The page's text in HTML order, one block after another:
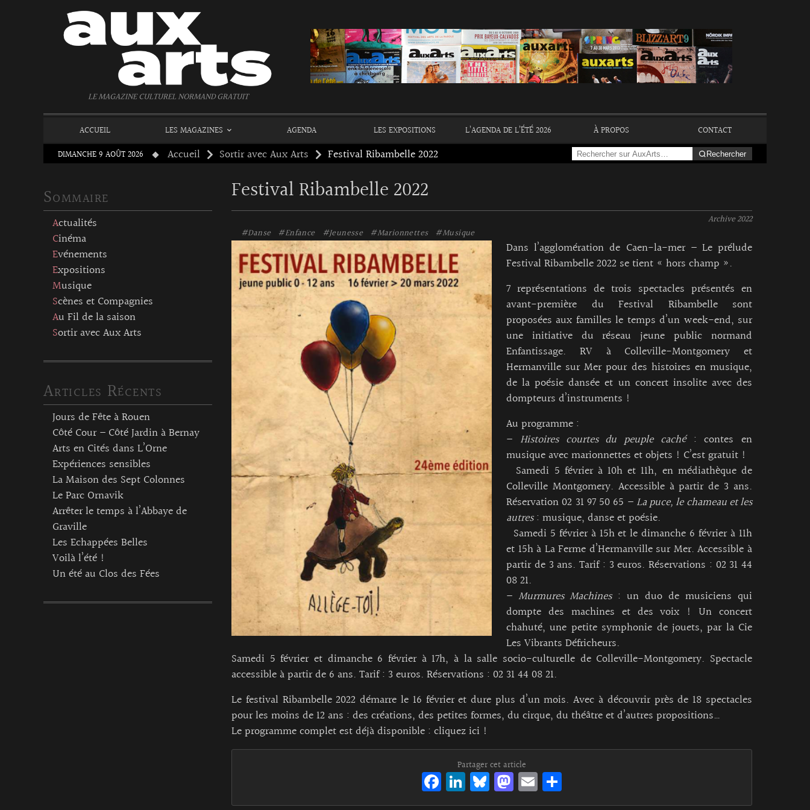
LE MAGAZINE CULTUREL NORMAND GRATUIT
ACCUEIL LES MAGAZINES AGENDA LES EXPOSITIONS L’AGENDA DE L’ÉTÉ 2026 À PROPOS
CONTACT
DIMANCHE 9 AOÛT 2026
Accueil Sortir avec Aux Arts Festival Ribambelle 2022 Rechercher
Sommaire
Actualités
Cinéma
Evénements
Expositions
Musique
Scènes et Compagnies
Au Fil de la saison
Sortir avec Aux Arts
Articles Récents
Jours de Fête à Rouen
Côté Cour – Côté Jardin à Bernay
Arts en Cités dans L’Orne
Expériences sensibles
La Maison des Sept Colonnes
Le Parc Ornavik
Arrêter le temps à l’Abbaye de
Graville
Les Echappées Belles
Voilà l’été !
Un été au Clos des Fées
Festival Ribambelle 2022
Archive2022
#Danse
#Enfance #Jeunesse #Marionnettes #Musique
Dans l’agglomération de Caen-la-mer – Le prélude
Festival Ribambelle 2022 se tient « hors champ ».
7 représentations de trois spectacles présentés en
avant-première du Festival Ribambelle sont
proposées aux familles le temps d’un week-end, sur
une initiative du réseau jeune public normand
Enfantissage. RV à Colleville-Montgomery et
Hermanville sur Mer pour des histoires en musique,
de la poésie dansée et un concert insolite avec des
dompteurs d’instruments !
Au programme :
– Histoires courtes du peuple caché: contes en
musique avec marionnettes et objets ! C’est gratuit !
Samedi 5 février à 10h et 11h, en médiathèque de
Colleville Montgomery. Accessible à partir de 3 ans.
Réservation 02 31 97 50 65 – La puce, le chameau et les
autres: musique, danse et poésie.
Samedi 5 février à 15h et le dimanche 6 février à 11h
et 15h à La Ferme d’Hermanville sur Mer. Accessible à
partir de 3 ans. Tarif : 3 euros. Réservations : 02 31 44
08 21.
– Murmures Machines: un duo de musiciens qui
dompte des machines et des voix ! Un concert
chahuté, une petite symphonie de jouets, par la Cie
Les Vibrants Défricheurs.
Samedi 5 février et dimanche 6 février à 17h, à la salle socio-culturelle de Colleville-Montgomery. Spectacle
accessible à partir de 6 ans. Tarif : 3 euros. Réservations : 02 31 44 08 21.
Le festival Ribambelle 2022 démarre le 16 février et dure plus d’un mois. Avec à découvrir près de 18 spectacles
pour les moins de 12 ans : des créations, des petites formes, du cirque, du théâtre et d’autres propositions…
Le programme complet est déjà disponible : cliquez ici !
Partager cet article
Fa
ce
Li
n
Bl
ue
M
as
E
m rt
Panneau de gestion des cookies